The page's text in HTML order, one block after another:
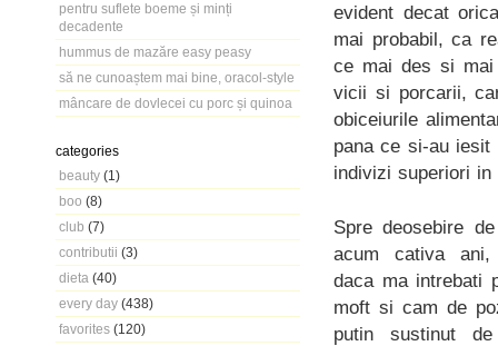
pentru suflete boeme și minți
decadente
hummus de mazăre easy peasy
să ne cunoaștem mai bine, oracol-style
mâncare de dovlecei cu porc și quinoa
categories
beauty (1)
boo (8)
club (7)
contributii (3)
dieta (40)
every day (438)
favorites (120)
evident decat
mai probabil, ca
ce mai des si mai
vicii si porcarii,
obiceiurile
pana ce si-au
indivizi superiori
Spre deosebire
acum cativa
daca ma intrebati
moft si cam de
putin sustinut